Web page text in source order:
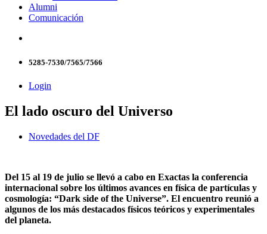
Alumni
Comunicación
5285-7530/7565/7566
Login
El lado oscuro del Universo
Novedades del DF
Del 15 al 19 de julio se llevó a cabo en Exactas la conferencia
internacional sobre los últimos avances en física de partículas y
cosmología: “Dark side of the Universe”. El encuentro reunió a
algunos de los más destacados físicos teóricos y experimentales
del planeta.